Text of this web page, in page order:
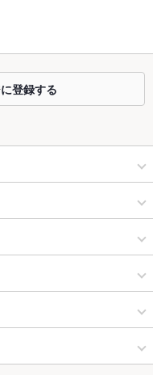
ございませんが、お席のレイア
。
ったり座れる人気のお席ご用意
登録する
洲鉄鋼ビル店